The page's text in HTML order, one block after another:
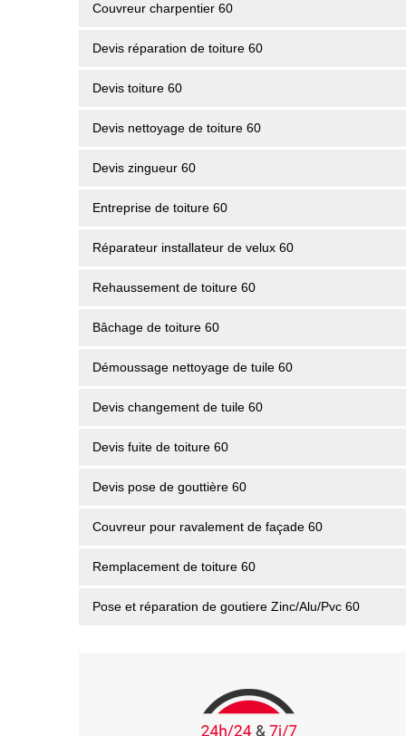
Couvreur charpentier 60
Devis réparation de toiture 60
Devis toiture 60
Devis nettoyage de toiture 60
Devis zingueur 60
Entreprise de toiture 60
Réparateur installateur de velux 60
Rehaussement de toiture 60
Bâchage de toiture 60
Démoussage nettoyage de tuile 60
Devis changement de tuile 60
Devis fuite de toiture 60
Devis pose de gouttière 60
Couvreur pour ravalement de façade 60
Remplacement de toiture 60
Pose et réparation de goutiere Zinc/Alu/Pvc 60